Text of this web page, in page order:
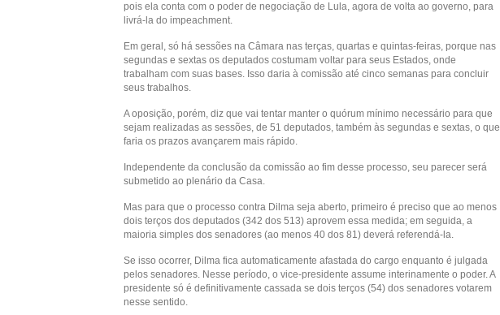
pois ela conta com o poder de negociação de Lula, agora de volta ao governo, para
livrá-la do impeachment.
Em geral, só há sessões na Câmara nas terças, quartas e quintas-feiras, porque nas
segundas e sextas os deputados costumam voltar para seus Estados, onde
trabalham com suas bases. Isso daria à comissão até cinco semanas para concluir
seus trabalhos.
A oposição, porém, diz que vai tentar manter o quórum mínimo necessário para que
sejam realizadas as sessões, de 51 deputados, também às segundas e sextas, o que
faria os prazos avançarem mais rápido.
Independente da conclusão da comissão ao fim desse processo, seu parecer será
submetido ao plenário da Casa.
Mas para que o processo contra Dilma seja aberto, primeiro é preciso que ao menos
dois terços dos deputados (342 dos 513) aprovem essa medida; em seguida, a
maioria simples dos senadores (ao menos 40 dos 81) deverá referendá-la.
Se isso ocorrer, Dilma fica automaticamente afastada do cargo enquanto é julgada
pelos senadores. Nesse período, o vice-presidente assume interinamente o poder. A
presidente só é definitivamente cassada se dois terços (54) dos senadores votarem
nesse sentido.